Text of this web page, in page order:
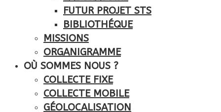
FUTUR PROJET STS
BIBLIOTHÉQUE
MISSIONS
ORGANIGRAMME
OÙ SOMMES NOUS ?
COLLECTE FIXE
COLLECTE MOBILE
GÉOLOCALISATION